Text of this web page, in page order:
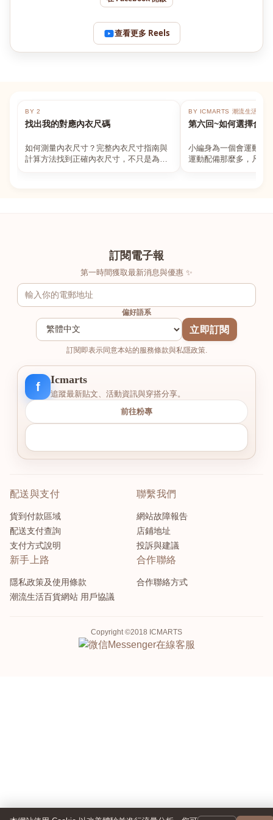
查看更多 Reels
BY 2
找出我的對應內衣尺碼
如何測量內衣尺寸？完整內衣尺寸指南與
計算方法找到正確內衣尺寸，不只是為了
BY ICMARTS 潮流生活百貨
第六回~如何選擇合適
小編身為一個會運動的
運動配備那麼多，凡舉
訂閱電子報
第一時間獲取最新消息與優惠 ✨
偏好語系
立即訂閱
訂閱即表示同意本站的服務條款與私隱政策.
f
Icmarts
追蹤最新貼文、活動資訊與穿搭分享。
前往粉專
配送與支付
貨到付款區域
配送支付查詢
支付方式說明
聯繫我們
網站故障報告
店鋪地址
投訴與建議
新手上路
隱私政策及使用條款
潮流生活百貨網站 用戶協議
合作聯絡
合作聯絡方式
Copyright ©2018 ICMARTS
Messenger在線客服